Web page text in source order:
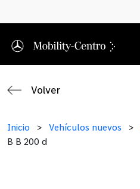
Volver
Inicio > Vehículos nuevos >
B B 200 d